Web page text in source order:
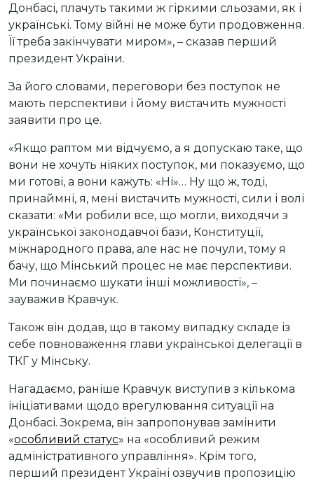
Донбасі, плачуть такими ж гіркими сльозами, як і
українські. Тому війні не може бути продовження.
Її треба закінчувати миром», – сказав перший
президент України.
За його словами, переговори без поступок не
мають перспективи і йому вистачить мужності
заявити про це.
«Якщо раптом ми відчуємо, а я допускаю таке, що
вони не хочуть ніяких поступок, ми показуємо, що
ми готові, а вони кажуть: «Ні»… Ну що ж, тоді,
принаймні, я, мені вистачить мужності, сили і волі
сказати: «Ми робили все, що могли, виходячи з
української законодавчої бази, Конституції,
міжнародного права, але нас не почули, тому я
бачу, що Мінський процес не має перспективи.
Ми починаємо шукати інші можливості», –
зауважив Кравчук.
Також він додав, що в такому випадку складе із
себе повноваження глави української делегації в
ТКГ у Мінську.
Нагадаємо, раніше Кравчук виступив з кількома
ініціативами щодо врегулювання ситуації на
Донбасі. Зокрема, він запропонував замінити
«особливий статус» на «особливий режим
адміністративного управління». Крім того,
перший президент Україні озвучив пропозицію